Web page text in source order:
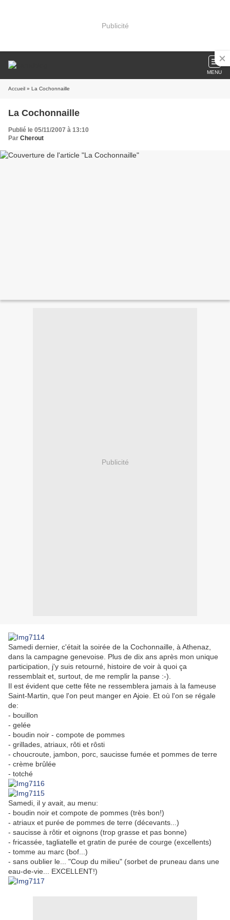
Publicité
MENU
Accueil » La Cochonnaille
La Cochonnaille
Publié le 05/11/2007 à 13:10
Par Cherout
Publicité
Samedi dernier, c'était la soirée de la Cochonnaille, à Athenaz,
dans la campagne genevoise. Plus de dix ans après mon unique
participation, j'y suis retourné, histoire de voir à quoi ça
ressemblait et, surtout, de me remplir la panse :-).
Il est évident que cette fête ne ressemblera jamais à la fameuse
Saint-Martin, que l'on peut manger en Ajoie. Et où l'on se régale
de:
- bouillon
- gelée
- boudin noir - compote de pommes
- grillades, atriaux, rôti et rôsti
- choucroute, jambon, porc, saucisse fumée et pommes de terre
- crème brûlée
- totché
Samedi, il y avait, au menu:
- boudin noir et compote de pommes (très bon!)
- atriaux et purée de pommes de terre (décevants...)
- saucisse à rôtir et oignons (trop grasse et pas bonne)
- fricassée, tagliatelle et gratin de purée de courge (excellents)
- tomme au marc (bof...)
- sans oublier le... "Coup du milieu" (sorbet de pruneau dans une
eau-de-vie... EXCELLENT!)